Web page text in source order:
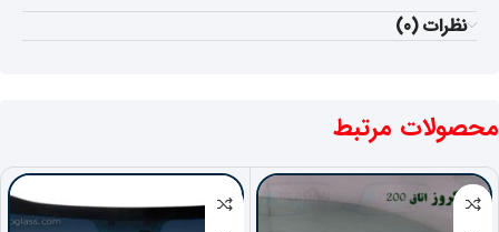
نظرات (0)
محصولات مرتبط